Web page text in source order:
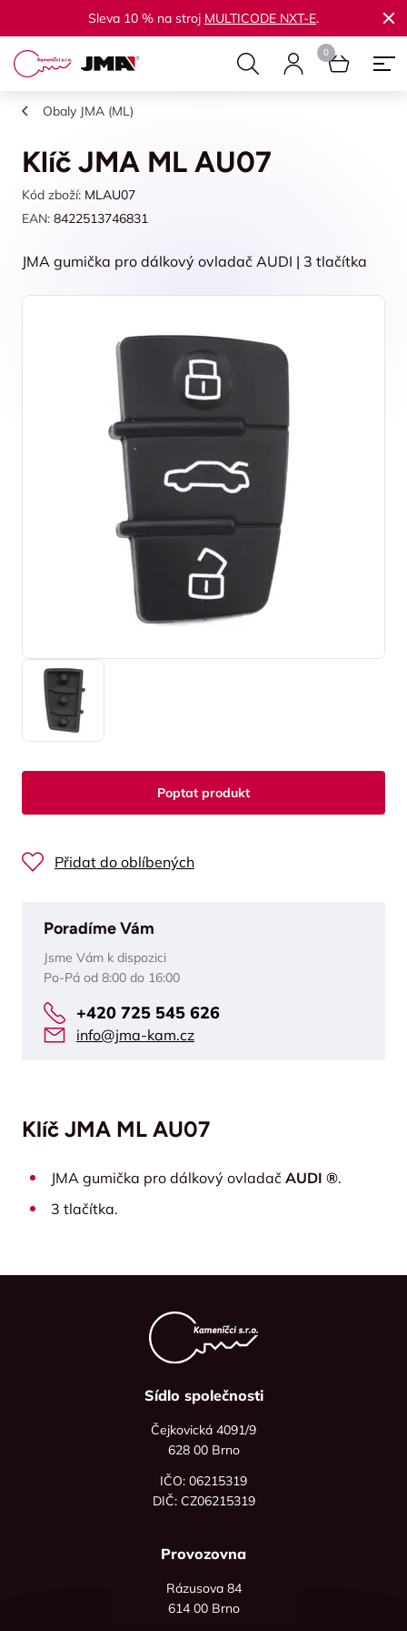
Sleva 10 % na stroj MULTICODE NXT-E.
Obaly JMA (ML)
Klíč JMA ML AU07
Kód zboží: MLAU07
EAN: 8422513746831
JMA gumička pro dálkový ovladač AUDI | 3 tlačítka
Poptat produkt
Přidat do oblíbených
Poradíme Vám
Jsme Vám k dispozici
Po-Pá od 8:00 do 16:00
+420 725 545 626
info@jma-kam.cz
Klíč JMA ML AU07
JMA gumička pro dálkový ovladač AUDI ®.
3 tlačítka.
Sídlo společnosti
Čejkovická 4091/9
628 00 Brno
IČO: 06215319
DIČ: CZ06215319
Provozovna
Rázusova 84
614 00 Brno